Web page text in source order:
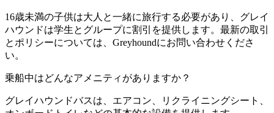
16歳未満の子供は大人と一緒に旅行する必要があり、グレイ
ハウンドは学生とグループに割引を提供します。最新の取引
とポリシーについては、Greyhoundにお問い合わせくださ
い。
乗船中はどんなアメニティがありますか？
グレイハウンドバスは、エアコン、リクライニングシート、